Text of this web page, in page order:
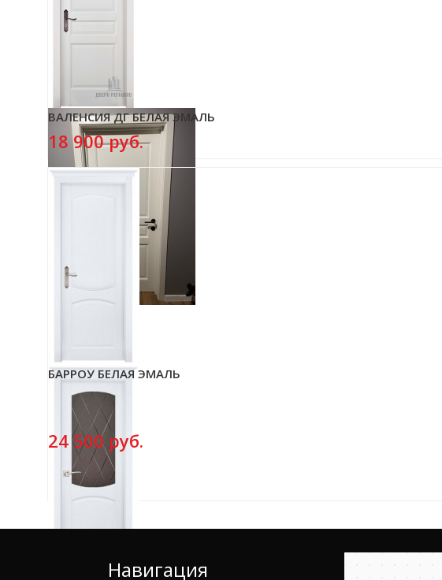
ВАЛЕНСИЯ ДГ БЕЛАЯ ЭМАЛЬ
18 900 руб.
БАРРОУ БЕЛАЯ ЭМАЛЬ
24 500 руб.
Навигация